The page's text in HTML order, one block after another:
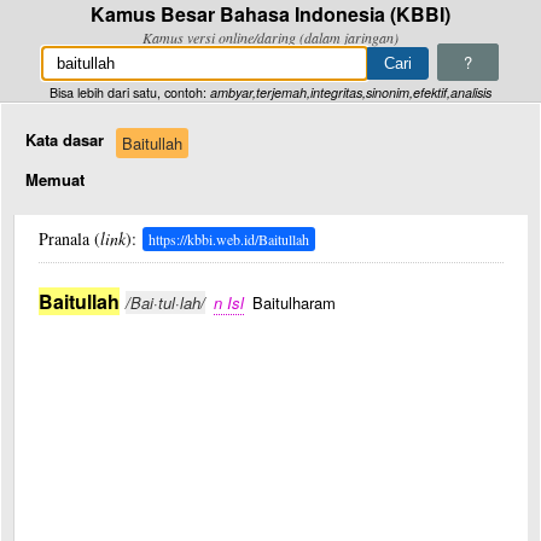
Kamus Besar Bahasa Indonesia (KBBI)
Kamus versi online/daring (dalam jaringan)
?
Bisa lebih dari satu, contoh: ambyar,terjemah,integritas,sinonim,efektif,analisis
Kata dasar
Baitullah
Memuat
Pranala (link): https://kbbi.web.id/Baitullah
Baitullah /Bai·tul·lah/ n Isl Baitulharam